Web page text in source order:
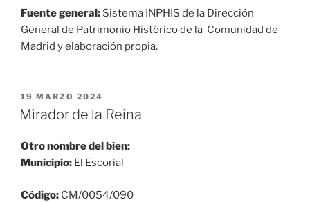
Fuente general: Sistema INPHIS de la Dirección
General de Patrimonio Histórico de la Comunidad de
Madrid y elaboración propia.
PUBLICADO
EL
19 MARZO 2024
Mirador de la Reina
Otro nombre del bien:
Municipio: El Escorial
Código: CM/0054/090